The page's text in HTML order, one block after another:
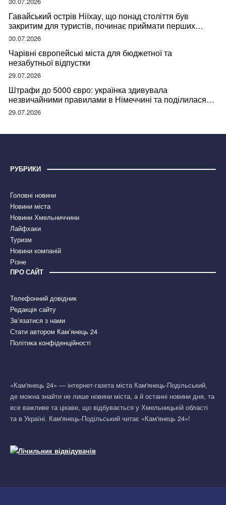
Гавайський острів Ніїхау, що понад століття був
закритим для туристів, починає приймати перших
відвідувачів
30.07.2026
Чарівні європейські міста для бюджетної та
незабутньої відпустки
29.07.2026
Штрафи до 5000 євро: українка здивувала
незвичайними правилами в Німеччині та поділилася
правдою
29.07.2026
РУБРИКИ
Головні новини
Новини міста
Новини Хмельниччини
Лайфхаки
Туризм
Новини компаній
Різне
ПРО САЙТ
Телефонний довідник
Редакція сайту
Зв’язатися з нами
Стати автором Кам’янець 24
Політика конфіденційності
«Кам'янець 24» — інтернет-газета міста Кам'янець-Подільський,
де можна знайти не лише новини міста, а й останні новини дня, та
все важливе та цікаве, що відбувається у Хмельницькій області
та в Україні. Кам'янець-Подільський читає «Кам'янець 24»!